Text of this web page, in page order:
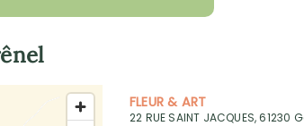
FLEUR & ART
22 RUE SAINT JACQUES, 61230